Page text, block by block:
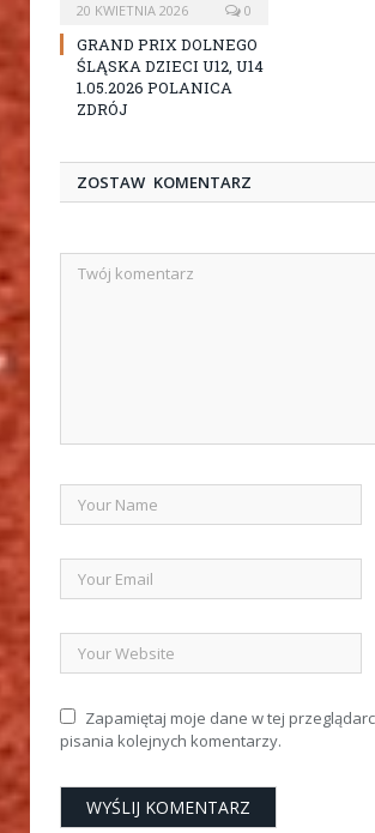
20 KWIETNIA 2026 0
GRAND PRIX DOLNEGO
ŚLĄSKA DZIECI U12, U14
1.05.2026 POLANICA
ZDRÓJ
ZOSTAW KOMENTARZ
Zapamiętaj moje dane w tej
pisania kolejnych komentarzy.